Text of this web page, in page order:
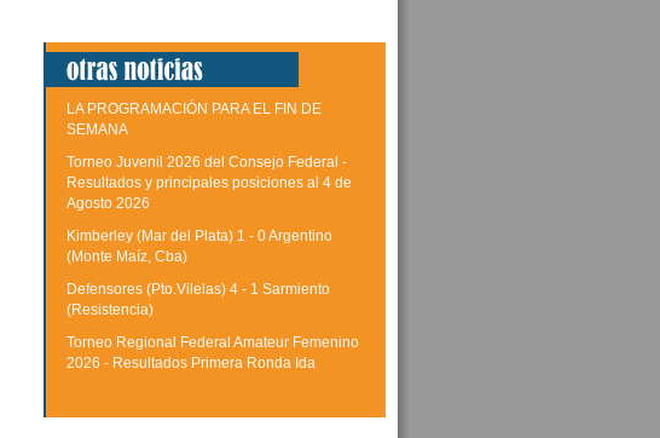
LA PROGRAMACIÓN PARA EL FIN DE
SEMANA
Torneo Juvenil 2026 del Consejo Federal -
Resultados y principales posiciones al 4 de
Agosto 2026
Kimberley (Mar del Plata) 1 - 0 Argentino
(Monte Maíz, Cba)
Defensores (Pto.Vilelas) 4 - 1 Sarmiento
(Resistencia)
Torneo Regional Federal Amateur Femenino
2026 - Resultados Primera Ronda Ida